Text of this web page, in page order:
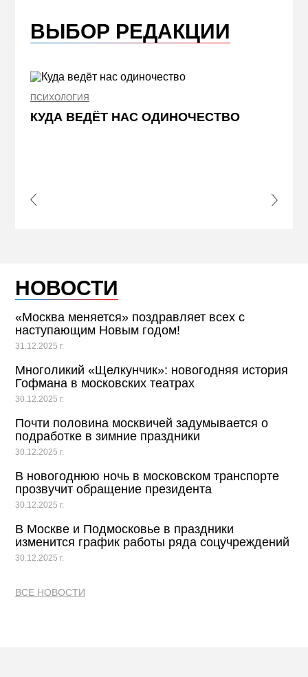
ВЫБОР РЕДАКЦИИ
ПСИХОЛОГИЯ
КУДА ВЕДЁТ НАС ОДИНОЧЕСТВО
Slide
Next
НОВОСТИ
«Москва меняется» поздравляет всех с
наступающим Новым годом!
31.12.2025 г.
Многоликий «Щелкунчик»: новогодняя история
Гофмана в московских театрах
30.12.2025 г.
Почти половина москвичей задумывается о
подработке в зимние праздники
30.12.2025 г.
В новогоднюю ночь в московском транспорте
прозвучит обращение президента
30.12.2025 г.
В Москве и Подмосковье в праздники
изменится график работы ряда соцучреждений
30.12.2025 г.
ВСЕ НОВОСТИ